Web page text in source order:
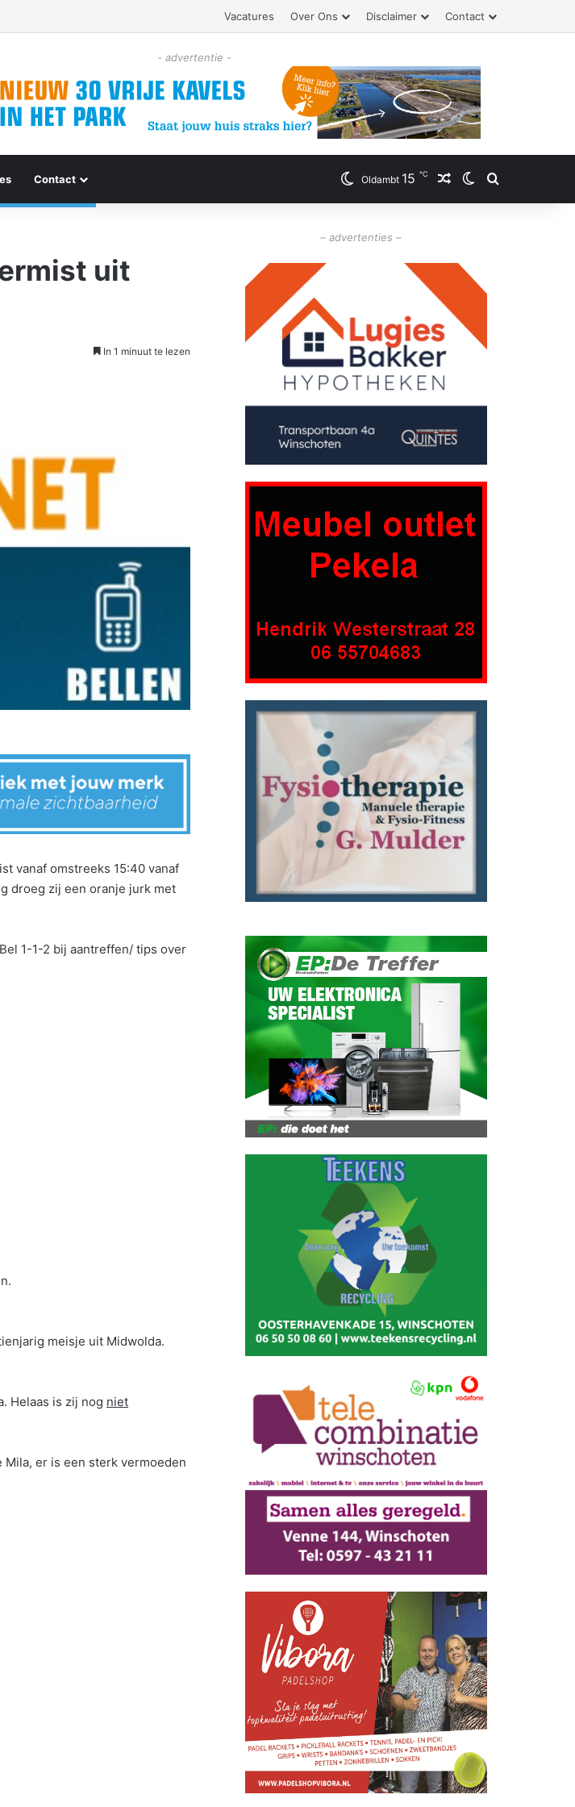
Vacatures Over Ons Disclaimer Contact
- advertentie -
Contact Oldambt 15 ℃ Willekeurig artikel
Switch skin
Zoeken
uit
In 1 minuut te lezen
vanaf omstreeks 15:40 vanaf
droeg zij een oranje jurk met
1-1-2 bij aantreffen/ tips over
meisje uit Midwolda.
Helaas is zij nog niet
er is een sterk vermoeden
– advertenties –